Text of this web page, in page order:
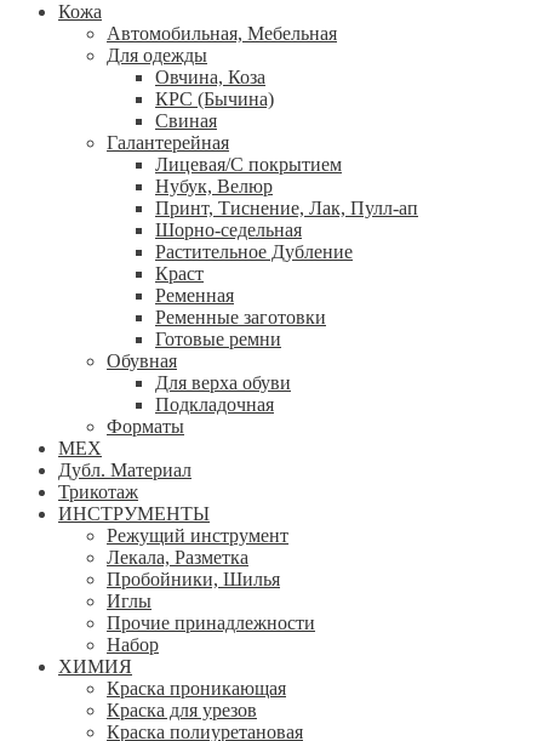
Кожа
Автомобильная, Мебельная
Для одежды
Овчина, Коза
КРС (Бычина)
Свиная
Галантерейная
Лицевая/С покрытием
Нубук, Велюр
Принт, Тиснение, Лак, Пулл-ап
Шорно-седельная
Растительное Дубление
Краст
Ременная
Ременные заготовки
Готовые ремни
Обувная
Для верха обуви
Подкладочная
Форматы
МЕХ
Дубл. Материал
Трикотаж
ИНСТРУМЕНТЫ
Режущий инструмент
Лекала, Разметка
Пробойники, Шилья
Иглы
Прочие принадлежности
Набор
ХИМИЯ
Краска проникающая
Краска для урезов
Краска полиуретановая